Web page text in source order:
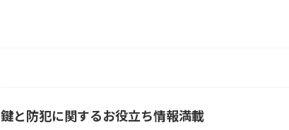
鍵と防犯に関するお役立ち情報満載